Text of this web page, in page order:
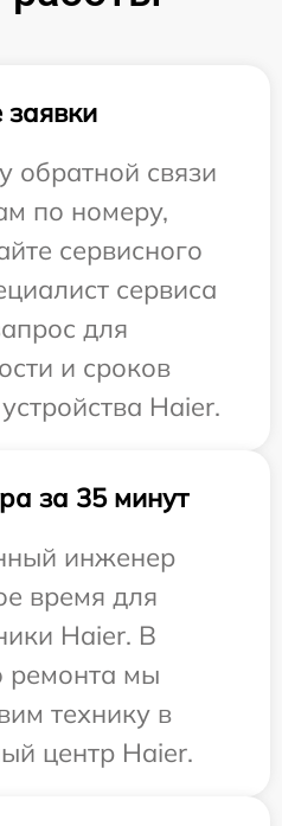
обратной связи
по номеру,
сервисного
сервиса
для
и сроков
Haier.
за 35 минут
инженер
время для
Haier. В
ремонта мы
технику в
центр Haier.